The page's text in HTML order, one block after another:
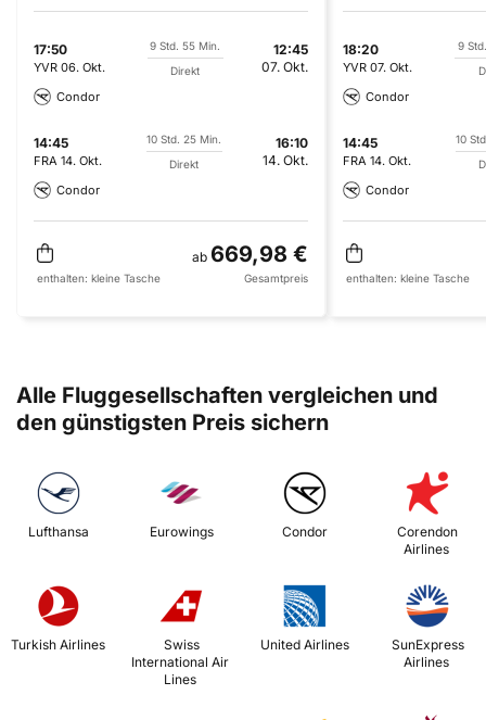
17:50
YVR 06. Okt.
9 Std. 55 Min.
Direkt
12:45
07. Okt.
Condor
14:45
FRA 14. Okt.
10 Std. 25 Min.
Direkt
16:10
14. Okt.
Condor
ab 669,98 €
enthalten: kleine Tasche Gesamtpreis
18:20
YVR 07. Okt.
9
Condor
14:45
FRA 14. Okt.
10
Condor
enthalten: kleine Tasche
Alle Fluggesellschaften vergleichen und
den günstigsten Preis sichern
Lufthansa Eurowings Condor
Corendon
Airlines
Turkish Airlines
International Air
Lines
United Airlines
Airlines